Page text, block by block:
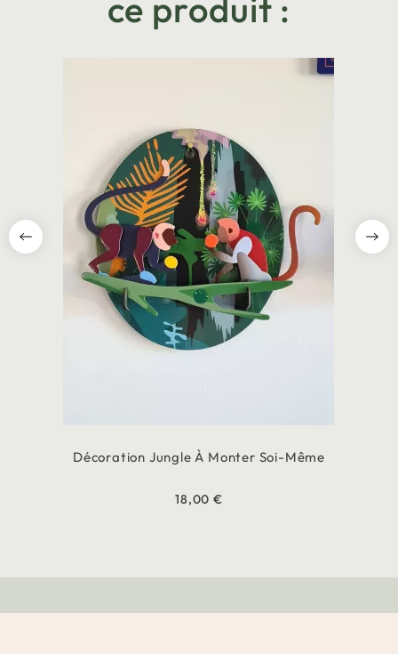
ce produit :
Décoration Jungle À Monter Soi-Même
18,00 €